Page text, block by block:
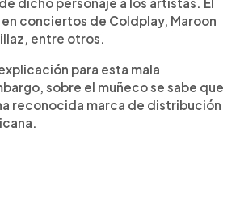
conciertos de Coldplay, Maroon
entre otros.
para esta mala
sobre el muñeco se sabe que
reconocida marca de distribución